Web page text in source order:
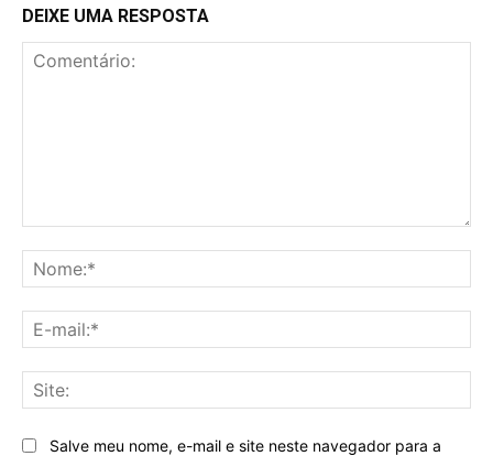
DEIXE UMA RESPOSTA
Salve meu nome, e-mail e site neste navegador para a